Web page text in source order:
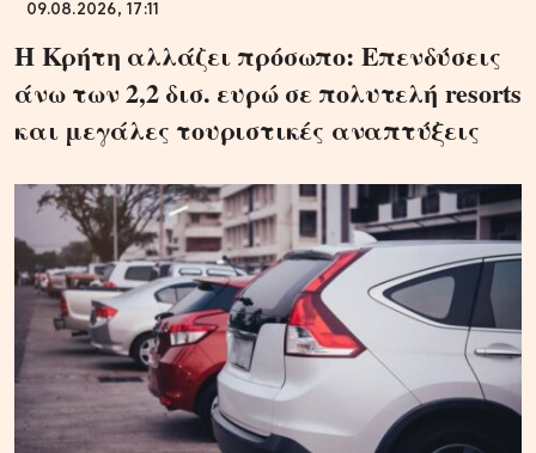
09.08.2026, 17:11
Η Κρήτη αλλάζει πρόσωπο: Επενδύσεις
άνω των 2,2 δισ. ευρώ σε πολυτελή resorts
και μεγάλες τουριστικές αναπτύξεις